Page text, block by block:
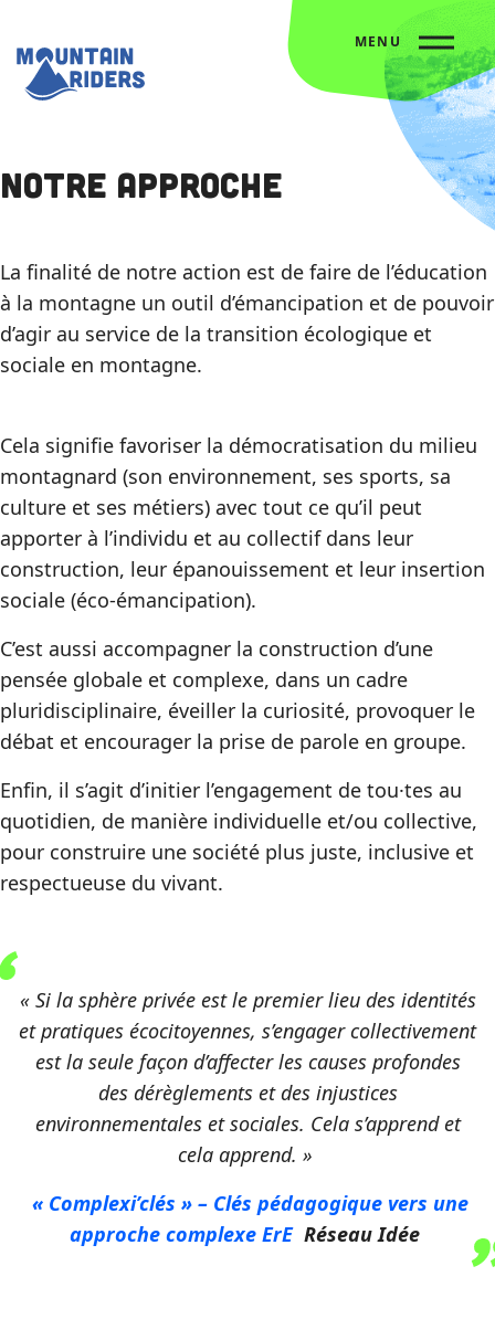
Notre approche
MENU
Notre approche
La finalité de notre action est de faire de l’éducation
à la montagne un outil d’émancipation et de pouvoir
d’agir au service de la transition écologique et
sociale en montagne.
Cela signifie favoriser la démocratisation du milieu
montagnard (son environnement, ses sports, sa
culture et ses métiers) avec tout ce qu’il peut
apporter à l’individu et au collectif dans leur
construction, leur épanouissement et leur insertion
sociale (éco-émancipation).
C’est aussi accompagner la construction d’une
pensée globale et complexe, dans un cadre
pluridisciplinaire, éveiller la curiosité, provoquer le
débat et encourager la prise de parole en groupe.
Enfin, il s’agit d’initier l’engagement de tou·tes au
quotidien, de manière individuelle et/ou collective,
pour construire une société plus juste, inclusive et
respectueuse du vivant.
« Si la sphère privée est le premier lieu des identités
et pratiques écocitoyennes, s’engager collectivement
est la seule façon d’affecter les causes profondes
des dérèglements et des injustices
environnementales et sociales. Cela s’apprend et
cela apprend. »
« Complexi’clés » – Clés pédagogique vers une
approche complexe ErE Réseau Idée